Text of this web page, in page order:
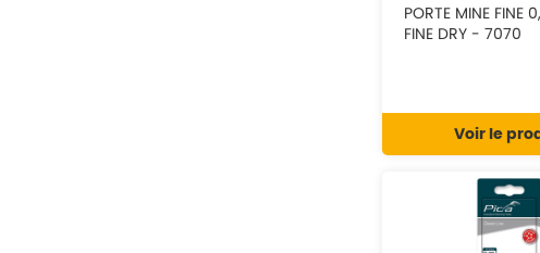
PORTE MINE FINE
FINE DRY - 7070
Voir le